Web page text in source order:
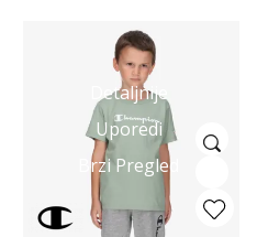
Detaljnije
Uporedi
Brzi Pregled